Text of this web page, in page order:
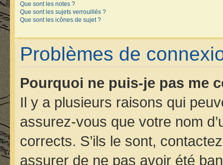
Que sont les notes ?
Que sont les sujets verrouillés ?
Que sont les icônes de sujet ?
Problèmes de
Pourquoi ne puis-je pas me
Il y a plusieurs raisons qui
assurez-vous que votre nom
corrects. S’ils le sont,
assurer de ne pas avoir été